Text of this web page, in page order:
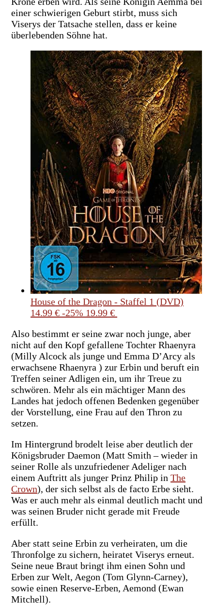
einer schwierigen Geburt stirbt, muss sich
Viserys der Tatsache stellen, dass er keine
überlebenden Söhne hat.
House of the Dragon - Staffel 1 (DVD)
14.99 € -25% 19.99 €
Also bestimmt er seine zwar noch junge, aber
nicht auf den Kopf gefallene Tochter Rhaenyra
(Milly Alcock als junge und Emma D’Arcy als
erwachsene Rhaenyra ) zur Erbin und beruft ein
Treffen seiner Adligen ein, um ihr Treue zu
schwören. Mehr als ein mächtiger Mann des
Landes hat jedoch offenen Bedenken gegenüber
der Vorstellung, eine Frau auf den Thron zu
setzen.
Im Hintergrund brodelt leise aber deutlich der
Königsbruder Daemon (Matt Smith – wieder in
seiner Rolle als unzufriedener Adeliger nach
einem Auftritt als junger Prinz Philip in The
Crown), der sich selbst als de facto Erbe sieht.
Was er auch mehr als einmal deutlich macht und
was seinen Bruder nicht gerade mit Freude
erfüllt.
Aber statt seine Erbin zu verheiraten, um die
Thronfolge zu sichern, heiratet Viserys erneut.
Seine neue Braut bringt ihm einen Sohn und
Erben zur Welt, Aegon (Tom Glynn-Carney),
sowie einen Reserve-Erben, Aemond (Ewan
Mitchell).